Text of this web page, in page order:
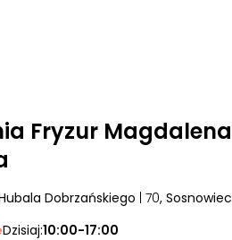
Fryzur Magdalena
Dobrzańskiego | 70, Sosnowiec
Dzisiaj:10:00-17:00